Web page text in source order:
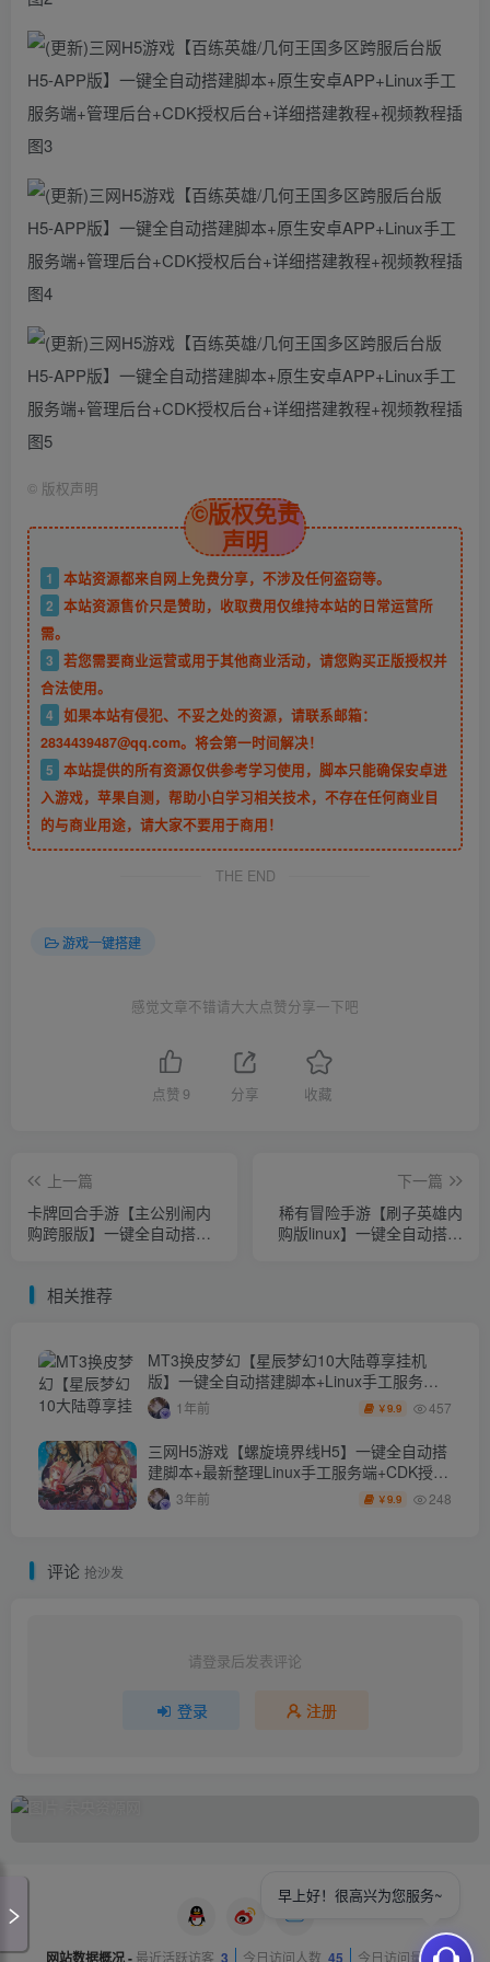
© 版权声明
©版权免责
声明
1
本站资源都来自网上免费分享，不涉及任何盗窃等。
2 本站资源售价只是赞助，收取费用仅维持本站的日常运营所
需。
3 若您需要商业运营或用于其他商业活动，请您购买正版授权并
合法使用。
4 如果本站有侵犯、不妥之处的资源，请联系邮箱：
2834439487@qq.com。将会第一时间解决！
5 本站提供的所有资源仅供参考学习使用，脚本只能确保安卓进
入游戏，苹果自测，帮助小白学习相关技术，不存在任何商业目
的与商业用途，请大家不要用于商用！
THE END
游戏一键搭建
感觉文章不错请大大点赞分享一下吧
点赞 9 分享 收藏
上一篇
卡牌回合手游【主公别闹内
购跨服版】一键全自动搭建
果双端+详细搭建教程
下一篇
稀有冒险手游【刷子英雄内
购版linux】一键全自动搭建
相关推荐
MT3换皮梦幻【星辰梦幻10大陆尊享挂机
版】一键全自动搭建脚本+Linux手工服务端
+源码+新管理后台+安卓苹果双端+详细搭建
教程+视频教程
1年前 ￥9.9 457
三网H5游戏【螺旋境界线H5】一键全自动搭
建脚本+最新整理Linux手工服务端+CDK授权
后台+详细搭建教程+自定义游戏端口
3年前 ￥9.9 248
评论 抢沙发
请登录后发表评论
登录 注册
网站数据概况 - 最近活跃访客 3 今日访问人数 45 今日访问量 81
早上好！很高兴为您服务~